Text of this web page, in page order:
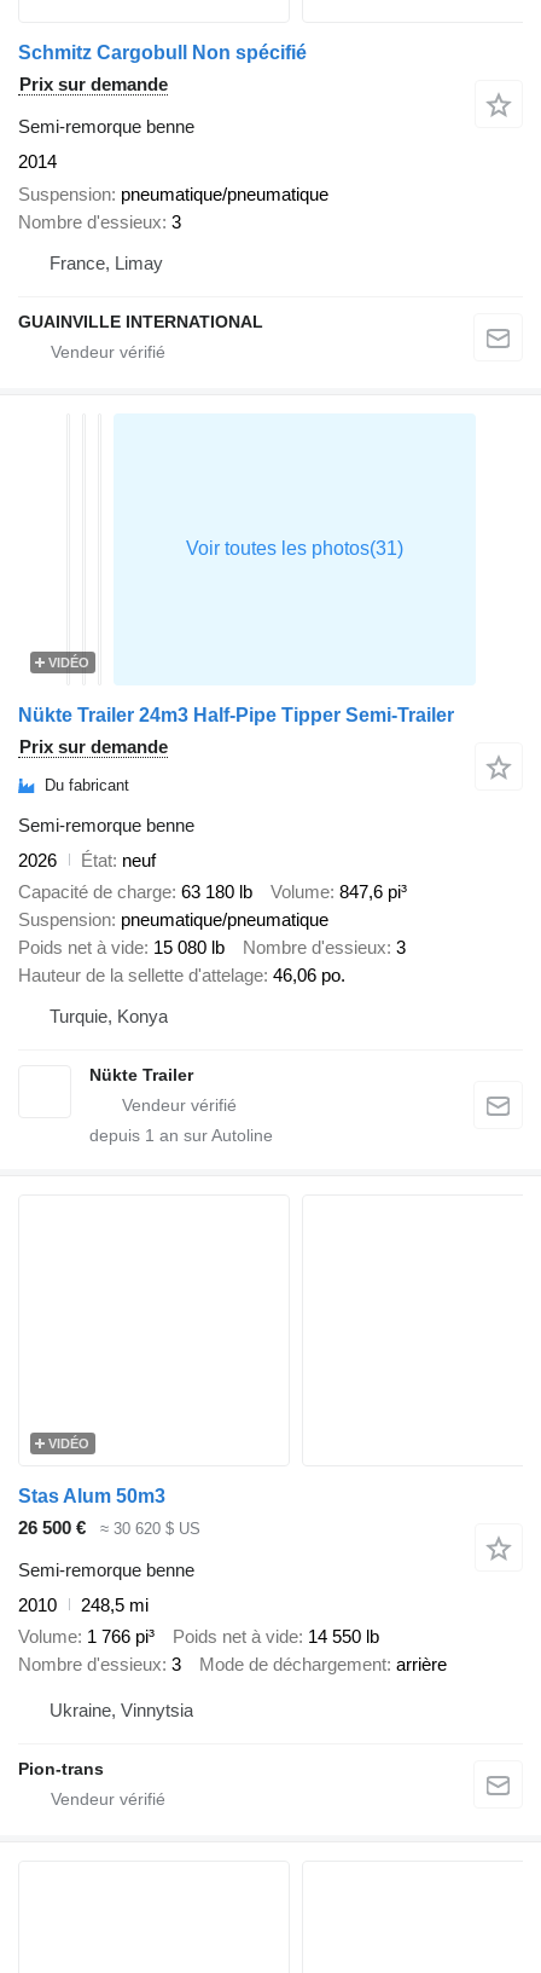
Schmitz Cargobull Non spécifié
Prix sur demande
Semi-remorque benne
2014
Suspension pneumatique/pneumatique
Nombre d'essieux 3
France, Limay
GUAINVILLE INTERNATIONAL
VIDÉO
Nükte Trailer 24m3 Half-Pipe Tipper Semi-Trailer
Prix sur demande
Du fabricant
Semi-remorque benne
2026
État neuf
Capacité de charge 63 180 lb Volume 847,6 pi³
Suspension pneumatique/pneumatique
Poids net à vide 15 080 lb Nombre d'essieux 3
Hauteur de la sellette d'attelage 46,06 po.
Turquie, Konya
Nükte Trailer
depuis 1 an sur Autoline
VIDÉO
Stas Alum 50m3
26 500 €
≈ 30 620 $ US
Semi-remorque benne
2010
248,5 mi
Volume 1 766 pi³ Poids net à vide 14 550 lb
Nombre d'essieux 3 Mode de déchargement arrière
Ukraine, Vinnytsia
Pion-trans